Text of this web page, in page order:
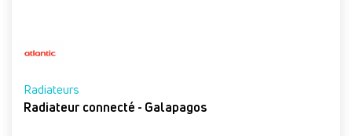
Radiateurs
Radiateur connecté - Galapagos